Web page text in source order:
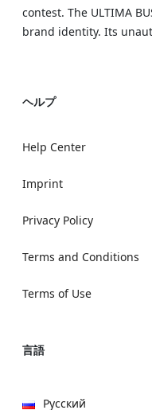
contest. The ULTIMA
brand identity. Its
ヘルプ
Help Center
Imprint
Privacy Policy
Terms and Conditions
Terms of Use
言語
Русский